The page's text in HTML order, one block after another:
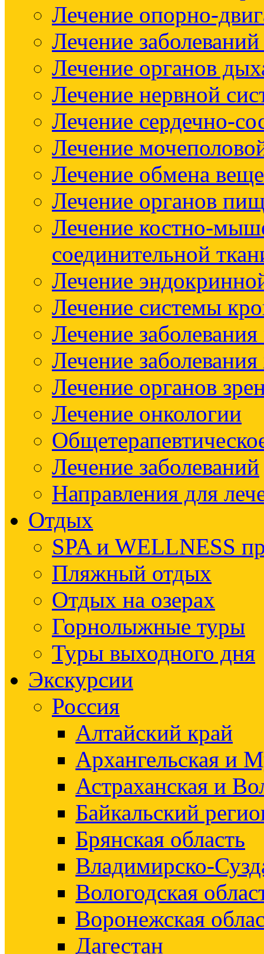
Лечение опорно-
Лечение
Лечение органов
Лечение нервной
Лечение сердечно-
Лечение
Лечение обмена
Лечение органов
Лечение костно-
соединительной
Лечение
Лечение системы
Лечение
Лечение
Лечение органов
Лечение онкологии
Лечение заболеваний
Направления для
Отдых
SPA и WELLNESS
Пляжный отдых
Отдых на озерах
Горнолыжные туры
Туры выходного дня
Экскурсии
Россия
Алтайский край
Архангельская и
Астраханская и
Байкальский
Брянская область
Владимирско-
Вологодская
Воронежская
Дагестан